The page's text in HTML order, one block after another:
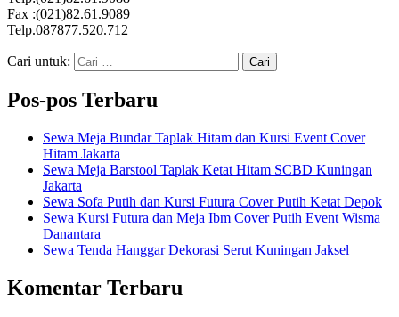
Fax :(021)82.61.9089
Telp.087877.520.712
Cari untuk:
Pos-pos Terbaru
Sewa Meja Bundar Taplak Hitam dan Kursi Event Cover
Hitam Jakarta
Sewa Meja Barstool Taplak Ketat Hitam SCBD Kuningan
Jakarta
Sewa Sofa Putih dan Kursi Futura Cover Putih Ketat Depok
Sewa Kursi Futura dan Meja Ibm Cover Putih Event Wisma
Danantara
Sewa Tenda Hanggar Dekorasi Serut Kuningan Jaksel
Komentar Terbaru